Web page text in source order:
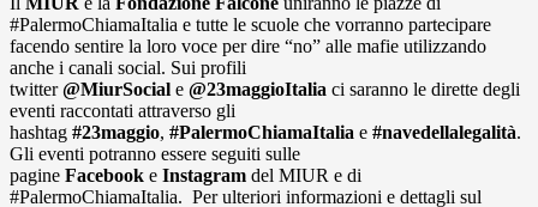
#PalermoChiamaItalia e tutte le scuole che vorranno partecipare
facendo sentire la loro voce per dire “no” alle mafie utilizzando
anche i canali social. Sui profili
twitter@MiurSocial e @23maggioItalia ci saranno le dirette degli
eventi raccontati attraverso gli
hashtag #23maggio, #PalermoChiamaItalia e #navedellalegalità.
Gli eventi potranno essere seguiti sulle
pagine Facebook e Instagram del MIUR e di
#PalermoChiamaItalia. Per ulteriori informazioni e dettagli sul